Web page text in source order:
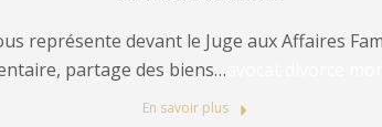
représente devant le Juge aux Affaires
partage des biens…
En savoir plus